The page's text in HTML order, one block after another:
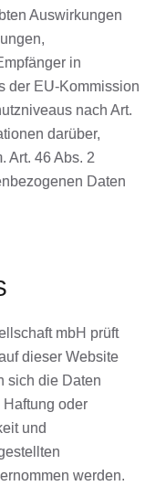
Auswirkungen
in
der EU-Kommission
nach Art.
darüber,
Art. 46 Abs. 2
Daten
mbH prüft
dieser Website
sich die Daten
oder
und
werden.